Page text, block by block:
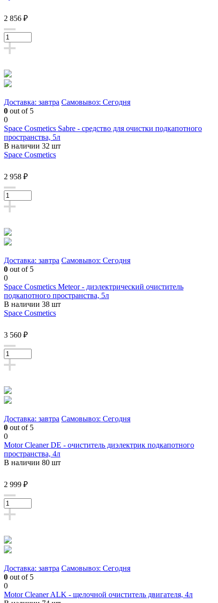
2 856 ₽
Доставка: завтра Самовывоз: Сегодня
0 out of 5
0
Space Cosmetics Sabre - средство для очистки подкапотного
пространства, 5л
В наличии 32 шт
Space Cosmetics
2 958 ₽
Доставка: завтра Самовывоз: Сегодня
0 out of 5
0
Space Cosmetics Meteor - диэлектрический очиститель
подкапотного пространства, 5л
В наличии 38 шт
Space Cosmetics
3 560 ₽
Доставка: завтра Самовывоз: Сегодня
0 out of 5
0
Motor Cleaner DE - очиститель диэлектрик подкапотного
пространства, 4л
В наличии 80 шт
2 999 ₽
Доставка: завтра Самовывоз: Сегодня
0 out of 5
0
Motor Cleaner ALK - щелочной очиститель двигателя, 4л